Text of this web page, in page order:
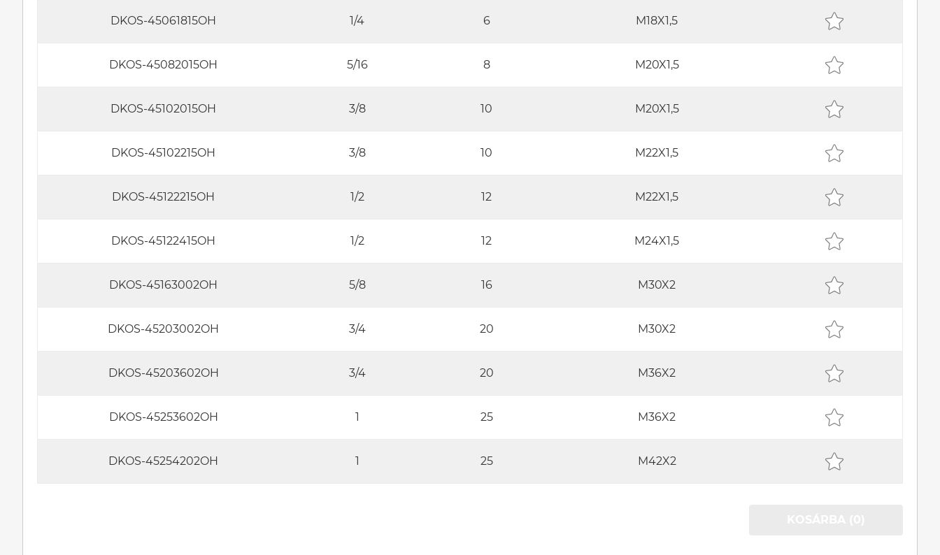
DKOS-45061815OH 1/4 6 M18X1,5
DKOS-45082015OH 5/16 8 M20X1,5
DKOS-45102015OH 3/8 10 M20X1,5
DKOS-45102215OH 3/8 10 M22X1,5
DKOS-45122215OH 1/2 12 M22X1,5
DKOS-45122415OH 1/2 12 M24X1,5
DKOS-45163002OH 5/8 16 M30X2
DKOS-45203002OH 3/4 20 M30X2
DKOS-45203602OH 3/4 20 M36X2
DKOS-45253602OH 1 25 M36X2
DKOS-45254202OH 1 25 M42X2